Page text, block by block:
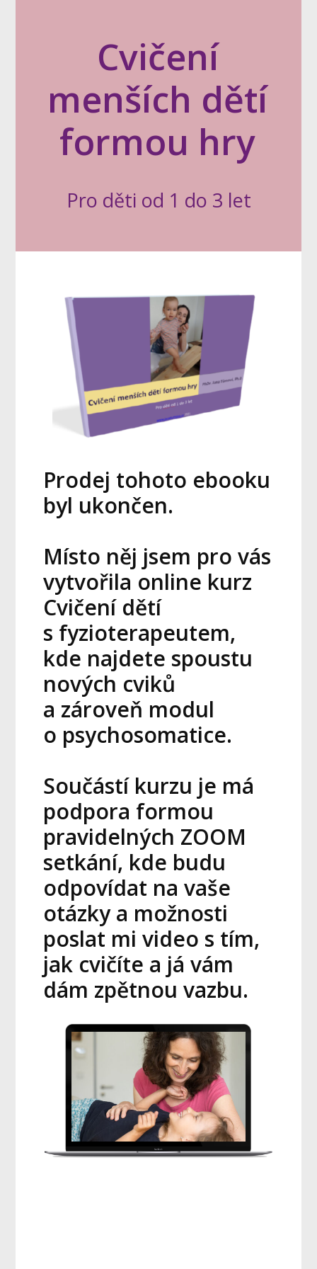
Cvičení
menších dětí
formou hry
Pro děti od 1 do 3 let
Prodej tohoto ebooku
byl ukončen.
Místo něj jsem pro vás
vytvořila online kurz
Cvičení dětí
s fyzioterapeutem,
kde najdete spoustu
nových cviků
a zároveň modul
o psychosomatice.
Součástí kurzu je má
podpora formou
pravidelných ZOOM
setkání, kde budu
odpovídat na vaše
otázky a možnosti
poslat mi video s tím,
jak cvičíte a já vám
dám zpětnou vazbu.